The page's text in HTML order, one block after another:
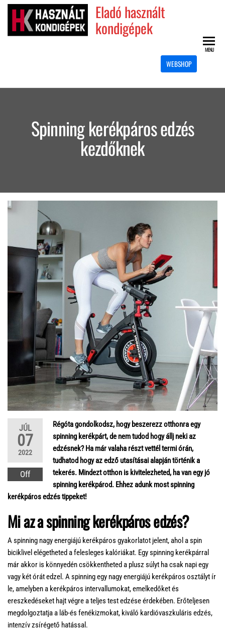
Skip
Eladó használt
kondigépek
WEBSHOP
MENU
Spinning kerékpáros edzés
kezdőknek
JÚL
07
2022
Off
Régóta gondolkodsz, hogy beszerezz otthonra egy
spinning kerékpárt, de nem tudod hogy állj neki az
edzésnek? Ha már valaha részt vettél termi órán,
tudhatod hogy az edző utasításai alapján történik a
tekerés. Mindezt otthon is kivitelezheted, ha van egy jó
spinning kerékpárod. Ehhez adunk most spinning
kerékpáros edzés tippeket!
Mi az a spinning kerékpáros edzés?
A spinning nagy energiájú kerékpáros gyakorlatot jelent, ahol a spin
biciklivel elégetheted a felesleges kalóriákat. Egy spinning kerékpárral
már akkor is könnyedén csökkentheted a plusz súlyt ha csak napi egy
vagy két órát edzel. A spinning egy nagy energiájú kerékpáros osztályt ír
le, amelyben a kerékpáros intervallumokat, emelkedőket és
ereszkedéseket hajt végre a teljes test edzése érdekében. Erőteljesen
megdolgoztatja a láb-és fenékizmokat, kiváló kardióvaszkuláris edzés,
intenzív zsírégető hatással.